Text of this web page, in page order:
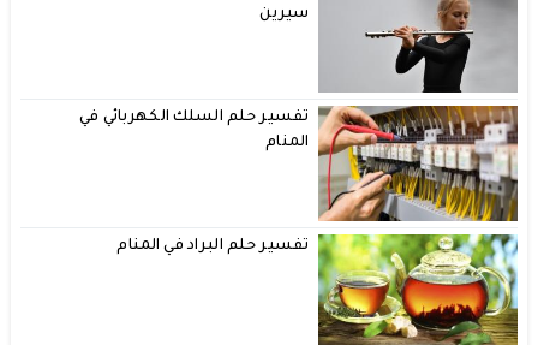
سيرين
تفسير حلم السلك الكهربائي في
المنام
تفسير حلم البراد في المنام